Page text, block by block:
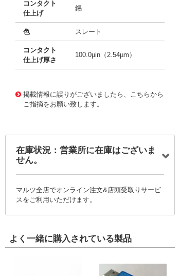
コンタクト
仕上げ
錫
色 スレート
コンタクト
仕上げ厚さ
100.0µin（2.54µm）
掲載情報に誤りがございましたら、こちらから
ご指摘をお願い致します。
在庫状況：営業所に在庫はございま
せん。
マルツ全店でオンライン注文&店頭受取りサービ
スをご利用いただけます。
よく一緒に購入されている製品